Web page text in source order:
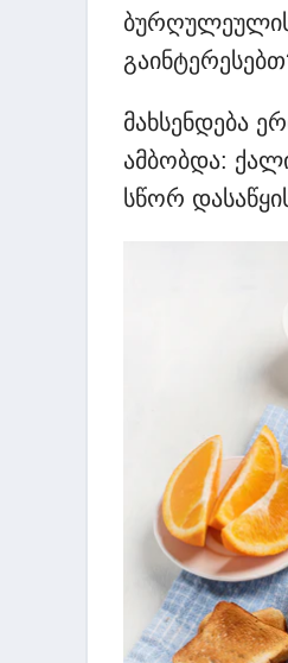
მახსენდება
ამბობდა:
სწორ